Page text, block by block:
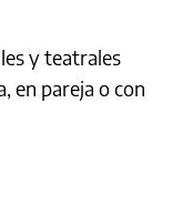
y teatrales
en pareja o con